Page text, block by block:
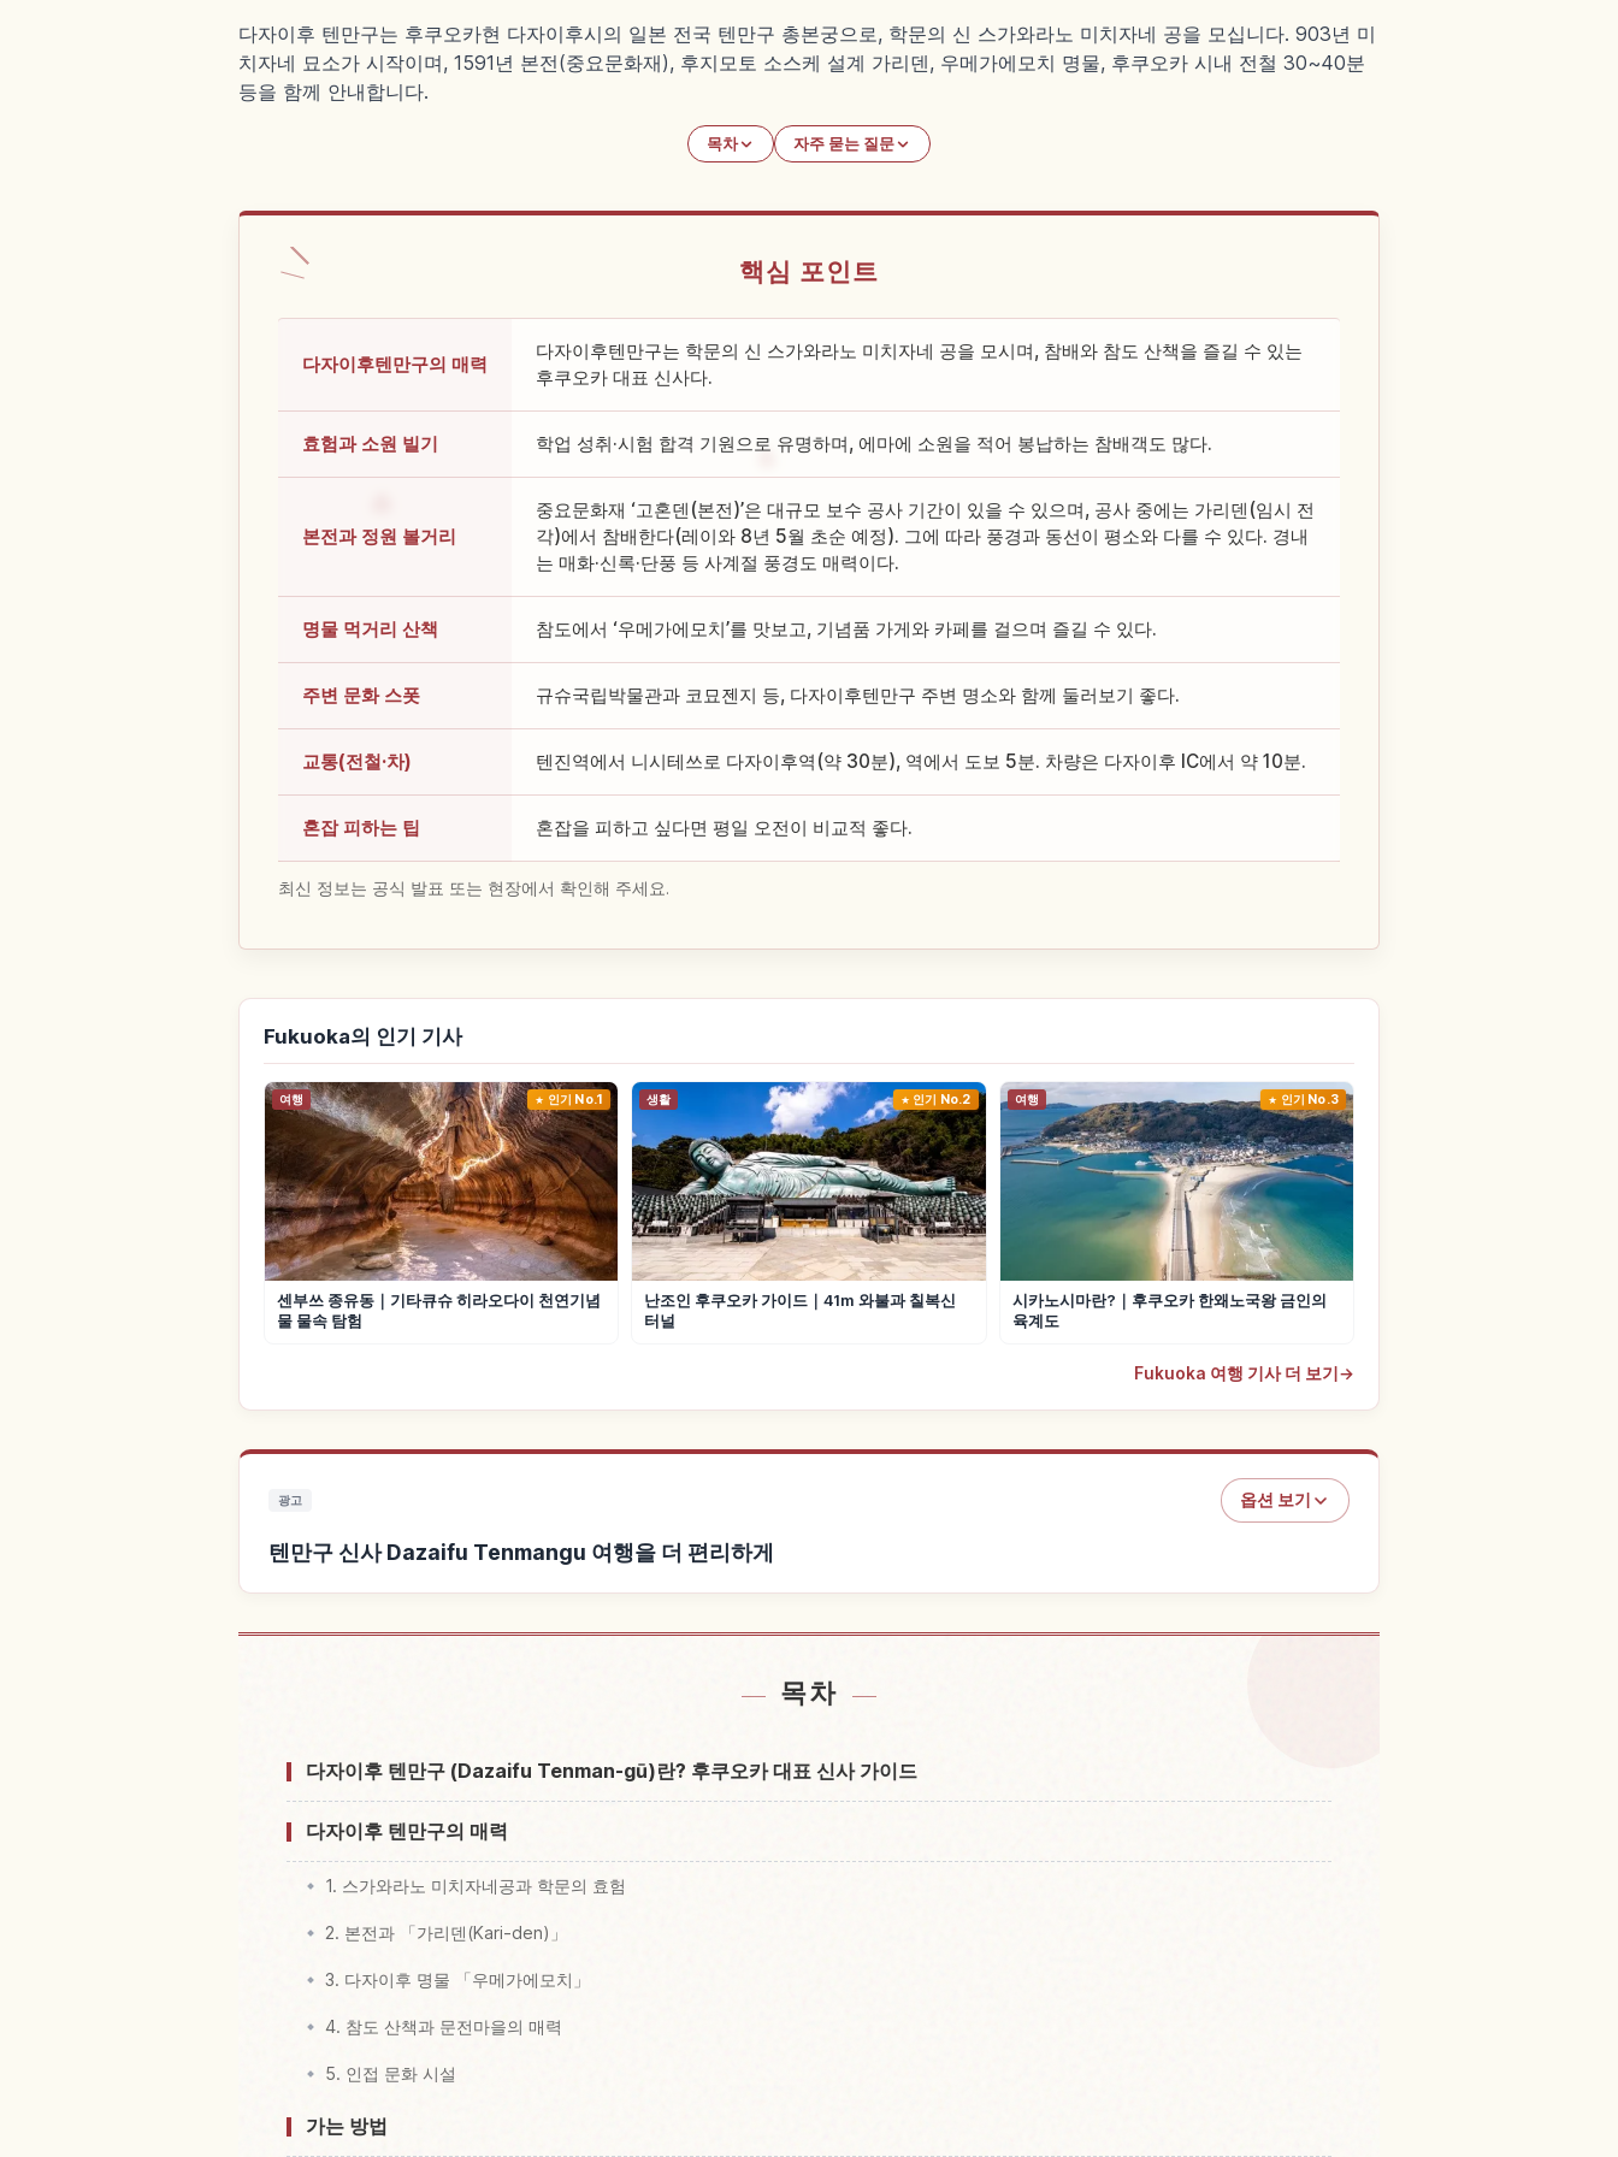
다자이후 텐만구는 후쿠오카현 다자이후시의 일본 전국 텐만구 총본궁으로, 학문의 신 스가와라노 미치자네 공을 모십니다. 903년 미
치자네 묘소가 시작이며, 1591년 본전(중요문화재), 후지모토 소스케 설계 가리덴, 우메가에모치 명물, 후쿠오카 시내 전철 30~40분
등을 함께 안내합니다.
목차 자주 묻는 질문
핵심 포인트
다자이후텐만구의 매력
다자이후텐만구는 학문의 신 스가와라노 미치자네 공을 모시며, 참배와 참도 산책을 즐길 수 있는
후쿠오카 대표 신사다.
효험과 소원 빌기 학업 성취·시험 합격 기원으로 유명하며, 에마에 소원을 적어 봉납하는 참배객도 많다.
본전과 정원 볼거리
중요문화재 ‘고혼덴(본전)’은 대규모 보수 공사 기간이 있을 수 있으며, 공사 중에는 가리덴(임시 전
각)에서 참배한다(레이와 8년 5월 초순 예정). 그에 따라 풍경과 동선이 평소와 다를 수 있다. 경내
는 매화·신록·단풍 등 사계절 풍경도 매력이다.
명물 먹거리 산책 참도에서 ‘우메가에모치’를 맛보고, 기념품 가게와 카페를 걸으며 즐길 수 있다.
주변 문화 스폿 규슈국립박물관과 코묘젠지 등, 다자이후텐만구 주변 명소와 함께 둘러보기 좋다.
교통(전철·차) 텐진역에서 니시테쓰로 다자이후역(약 30분), 역에서 도보 5분. 차량은 다자이후 IC에서 약 10분.
혼잡 피하는 팁 혼잡을 피하고 싶다면 평일 오전이 비교적 좋다.
최신 정보는 공식 발표 또는 현장에서 확인해 주세요.
Fukuoka의 인기 기사
여행 인기 No.1
센부쓰 종유동｜기타큐슈 히라오다이 천연기념
물 물속 탐험
생활 인기 No.2
난조인 후쿠오카 가이드｜41m 와불과 칠복신
터널
여행 인기 No.3
시카노시마란?｜후쿠오카 한왜노국왕 금인의
육계도
Fukuoka 여행 기사 더 보기 →
광고 옵션 보기
텐만구 신사 Dazaifu Tenmangu 여행을 더 편리하게
목차
다자이후 텐만구 (Dazaifu Tenman-gū)란? 후쿠오카 대표 신사 가이드
다자이후 텐만구의 매력
1. 스가와라노 미치자네공과 학문의 효험
2. 본전과 「가리덴(Kari-den)」
3. 다자이후 명물 「우메가에모치」
4. 참도 산책과 문전마을의 매력
5. 인접 문화 시설
가는 방법